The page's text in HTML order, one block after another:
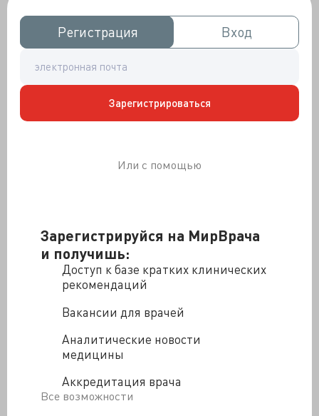
Зарегистрируйся на МирВрача
и получишь:
Доступ к базе кратких клинических
рекомендаций
Вакансии для врачей
Аналитические новости
медицины
Аккредитация врача
Все возможности
Регистрация
Регистрация Вход
Вход
Зарегистрироваться
Или с помощью
В итоге сам водитель очнулся. Ну как очнулся. Он
некоторое время вентилировался на аппарате ИВЛ,
поскольку порвал легкое, потом его отсоединили, он
задышал. Ему было жуть как плохо. А самое страшное,
повредил нервы.
Соседа на койке он так и не узнал, и не понял- почему
не подал- что узнал его?
вида не подал. Мы обоих отправили в областную
больницу.
Парню в коме- повезло, он выписался без
уже не сможет, руку так и не спасли, хотя они долго
колесили по матушке России в поисках нужного
нейрохирурга. Мда, вот так, пьяные за рулем.
Слежу и я за новостями о Михаиле Ефремове, дтп,
покаяние... Просрал мужик всё и давно просрал, еще